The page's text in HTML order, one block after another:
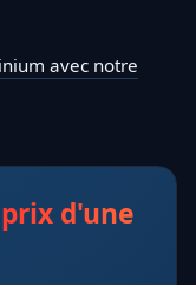
avec notre
d'une